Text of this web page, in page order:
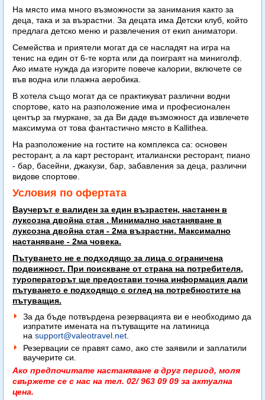
На място има много възможности за занимания както за
деца, така и за възрастни. За децата има Детски клуб, който
предлага детско меню и развлечения от екип аниматори.
Семейства и приятели могат да се насладят на игра на
тенис на един от 6-те корта или да поиграят на миниголф.
Ако имате нужда да изгорите повече калории, включете се
във водна или плажна аеробика.
В хотела също могат да се практикуват различни водни
спортове, като на разположение има и професионален
център за гмуркане, за да Ви даде възможност да извлечете
максимума от това фантастично място в Kallithea.
На разположение на гостите на комплекса са: основен
ресторант, а ла карт ресторант, италиански ресторант, пиано
- бар, басейни, джакузи, бар, забавления за деца, различни
видове спортове.
Условия по офертата
Ваучерът е валиден за един възрастен, настанен в
луксозна двойна стая . Минимално настаняване в
луксозна двойна стая - 2ма възрастни. Максимално
настаняване - 2ма човека.
Пътуването не е подходящо за лица с ограничена
подвижност. При поискване от страна на потребителя,
туроператорът ще предостави точна информация дали
пътуването е подходящо с оглед на потребностите на
пътуващия.
За да бъде потвърдена резервацията ви е необходимо да
изпратите имената на пътуващите на латиница
на support@valeotravel.net
Резервации се правят само, ако сте заявили и заплатили
ваучерите си.
Ако предпочитате настаняване в друг период, моля
свържете се с нас на тел. 02/ 963 09 09 за актуална
цена.